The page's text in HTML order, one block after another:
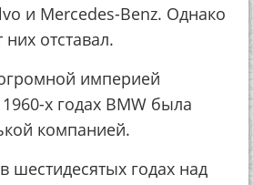
и Mercedes-Benz. Однако
отставал.
империей
х годах BMW была
компанией.
шестидесятых годах над